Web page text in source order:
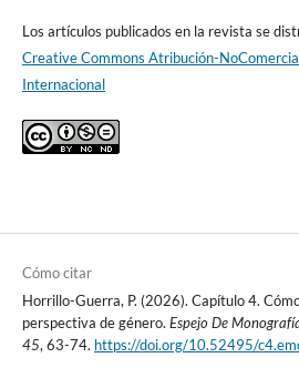
Los artículos publicados en la revista se
Creative Commons Atribución-
Internacional
Cómo citar
Horrillo-Guerra, P. (2026). Capítulo 4.
perspectiva de género. Espejo De
45, 63-74. https://doi.org/10.52495/